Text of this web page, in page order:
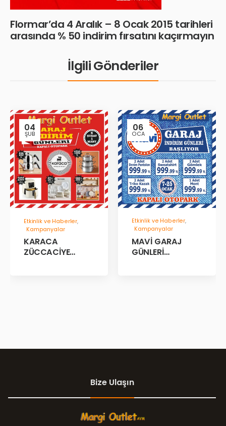
Flormar’da 4 Aralık – 8 Ocak 2015 tarihleri
arasında % 50 indirim fırsatını kaçırmayın
İlgili Gönderiler
04
ŞUB
Etkinlik ve Haberler,
Kampanyalar
KARACA
ZÜCCACİYE
06
OCA
Etkinlik ve Haberler,
Kampanyalar
MAVİ GARAJ
GÜNLERİ
Bize Ulaşın